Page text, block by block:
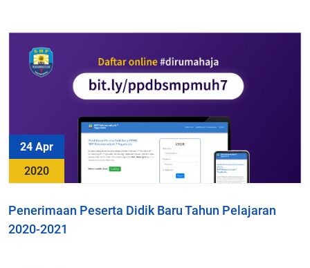
24 Apr
2020
Penerimaan Peserta Didik Baru Tahun Pelajaran
2020-2021